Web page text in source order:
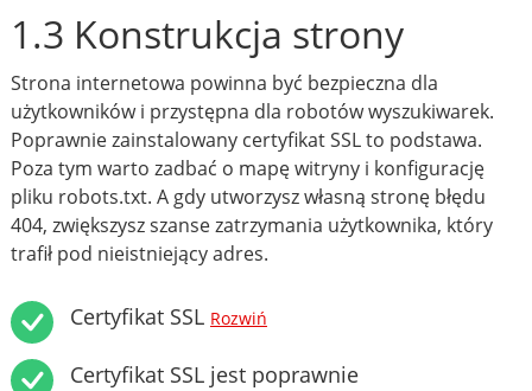
1.3 Konstrukcja strony
Strona internetowa powinna być bezpieczna dla
użytkowników i przystępna dla robotów wyszukiwarek.
Poprawnie zainstalowany certyfikat SSL to podstawa.
Poza tym warto zadbać o mapę witryny i konfigurację
pliku robots.txt. A gdy utworzysz własną stronę błędu
404, zwiększysz szanse zatrzymania użytkownika, który
trafił pod nieistniejący adres.
Certyfikat SSL Rozwiń
Certyfikat SSL jest poprawnie